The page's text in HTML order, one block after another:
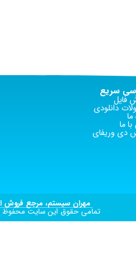
سریع
فایل
دانلودی
ما
ما
دی وریفای
مهران سیستم، مرجع فروش
تمامی حقوق این سایت محفوظ